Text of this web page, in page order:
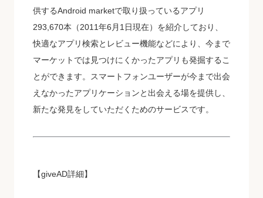
供するAndroid marketで取り扱っているアプリ
293,670本（2011年6月1日現在）を紹介しており、
快適なアプリ検索とレビュー機能などにより、今まで
マーケットでは見つけにくかったアプリも発掘するこ
とができます。スマートフォンユーザーが今まで出会
えなかったアプリケーションと出会える場を提供し、
新たな発見をしていただくためのサービスです。
【giveAD詳細】